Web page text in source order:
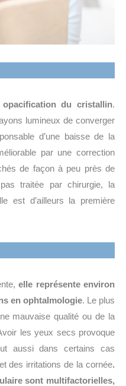
opacification du cristallin.
lumineux de converger
d’une baisse de la
par une correction
de façon à peu près de
traitée par chirurgie, la
est d’ailleurs la première
elle représente environ
en ophtalmologie. Le plus
mauvaise qualité ou de la
les yeux secs provoque
aussi dans certains cas
des irritations de la cornée.
sont multifactorielles,